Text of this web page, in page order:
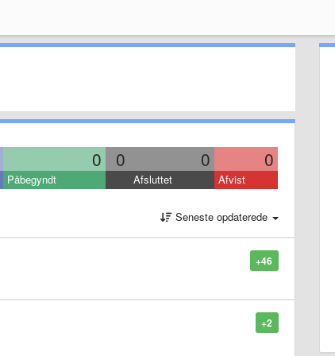
0 0 0 0
Påbegyndt Afsluttet Afvist
Seneste opdaterede
+46
+2